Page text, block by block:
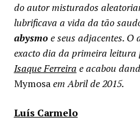
Carrinho
Minha conta
Política de privacidade
Termos e Condições
do autor misturados
lubrificava a vida da tão
abysmoe seus adjacentes.
exacto dia da primeira leitura
Isaque Ferreira e acabou
Mymosaem Abril de 2015.
Luís Carmelo